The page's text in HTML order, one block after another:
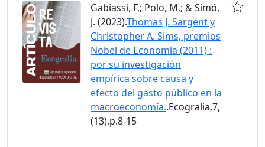
Gabiassi, F.; Polo, M.; & Simó,
J. (2023).Thomas J. Sargent y
Christopher A. Sims, premios
Nobel de Economía (2011) :
por su investigación
empírica sobre causa y
efecto del gasto público en la
macroeconomía..Ecogralia,7,
(13),p.8-15